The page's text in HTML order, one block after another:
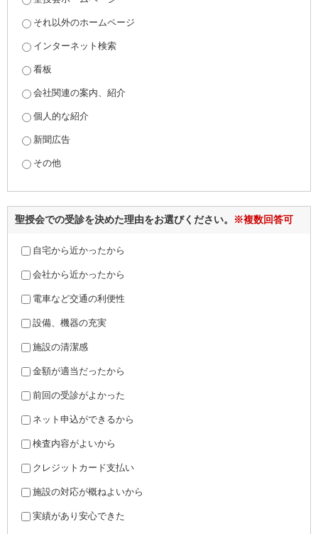
それ以外のホームページ
インターネット検索
看板
会社関連の案内、紹介
個人的な紹介
新聞広告
その他
聖授会での受診を決めた理由をお選びください。 ※複数回答可
自宅から近かったから
会社から近かったから
電車など交通の利便性
設備、機器の充実
施設の清潔感
金額が適当だったから
前回の受診がよかった
ネット申込ができるから
検査内容がよいから
クレジットカード支払い
施設の対応が概ねよいから
実績があり安心できた